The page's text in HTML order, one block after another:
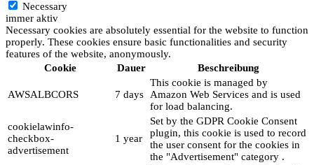
Necessary
immer aktiv
Necessary cookies are absolutely essential for the website to function
properly. These cookies ensure basic functionalities and security
features of the website, anonymously.
Cookie
Dauer Beschreibung
AWSALBCORS 7 days
This cookie is managed by
Amazon Web Services and is used
for load balancing.
cookielawinfo-
checkbox-
advertisement
1 year
Set by the GDPR Cookie Consent
plugin, this cookie is used to record
the user consent for the cookies in
the "Advertisement" category .